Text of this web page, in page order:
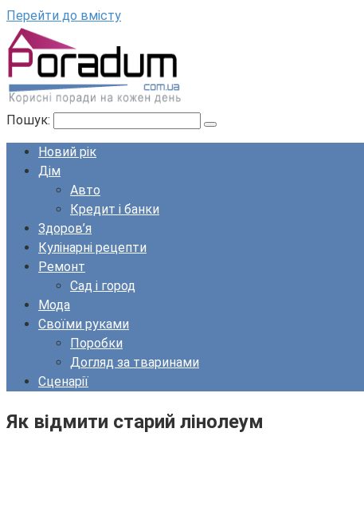
Перейти до вмісту
Пошук:
Новий рік
Дім
Авто
Кредит і банки
Здоров’я
Кулінарні рецепти
Ремонт
Сад і город
Мода
Своїми руками
Поробки
Догляд за тваринами
Сценарії
Як відмити старий лінолеум